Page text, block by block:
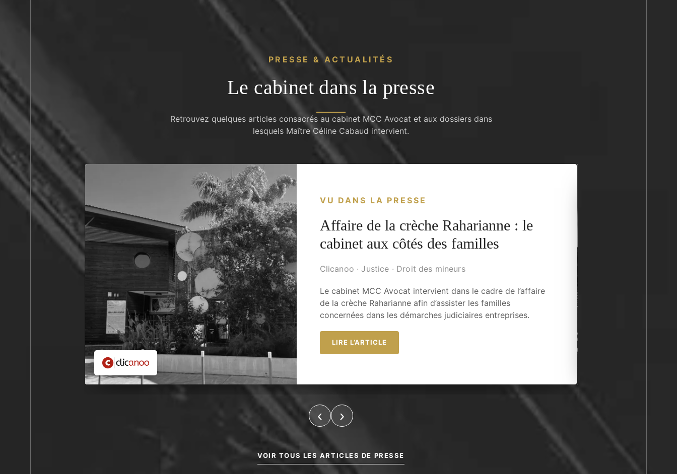
PRESSE & ACTUALITÉS
Le cabinet dans la presse
Retrouvez quelques articles consacrés au cabinet MCC Avocat et aux dossiers dans
lesquels Maître Céline Cabaud intervient.
VU DANS LA PRESSE
Affaire de la crèche Raharianne : le
cabinet aux côtés des familles
Clicanoo · Justice · Droit des mineurs
Le cabinet MCC Avocat intervient dans le cadre de l’affaire
de la crèche Raharianne afin d’assister les familles
concernées dans les démarches judiciaires entreprises.
LIRE L’ARTICLE
‹ ›
VOIR TOUS LES ARTICLES DE PRESSE